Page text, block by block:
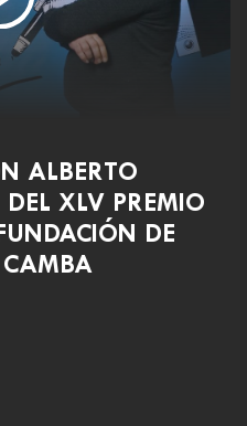
ALBERTO
XLV PREMIO
DE
CAMBA